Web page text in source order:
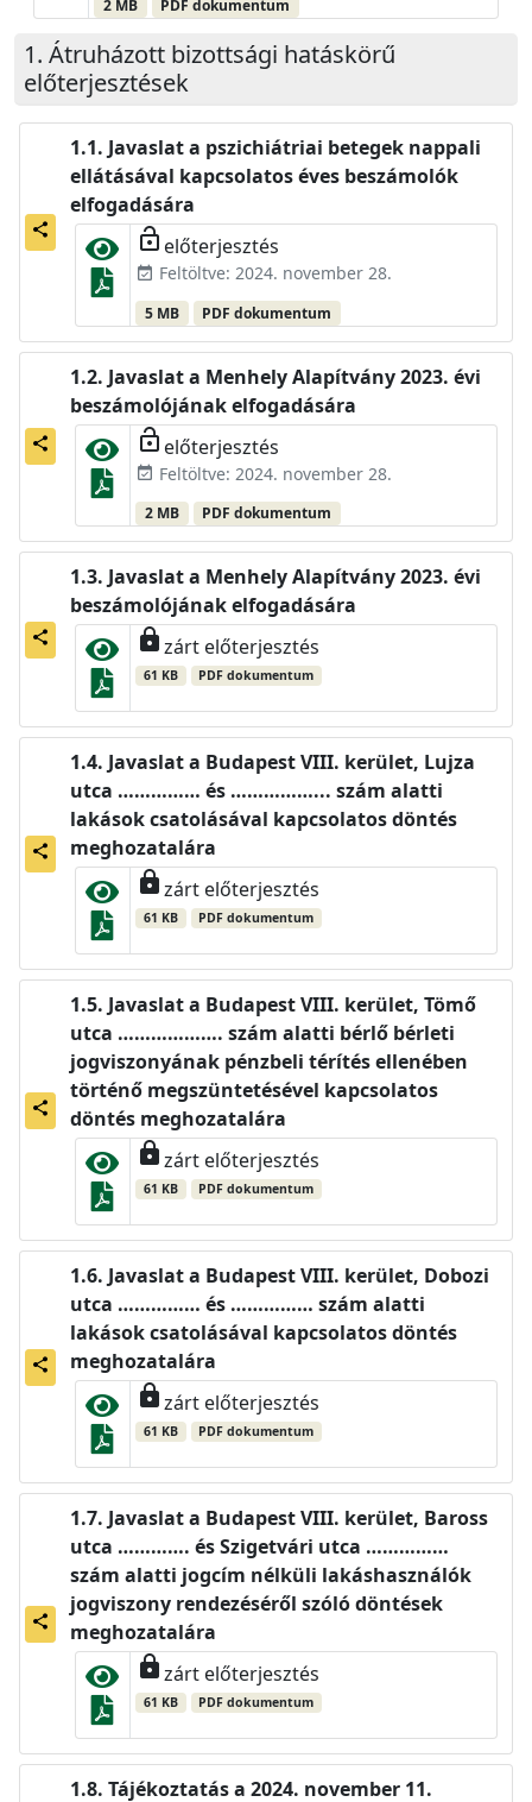
2 MB PDF dokumentum
Átruházott bizottsági hatáskörű
előterjesztések
share
Javaslat a pszichiátriai betegek nappali
ellátásával kapcsolatos éves beszámolók
elfogadására
lock_open előterjesztés
event_available Feltöltve: 2024. november 28.
5 MB PDF dokumentum
share
Javaslat a Menhely Alapítvány 2023. évi
beszámolójának elfogadására
lock_open előterjesztés
event_available Feltöltve: 2024. november 28.
2 MB PDF dokumentum
share
Javaslat a Menhely Alapítvány 2023. évi
beszámolójának elfogadására
lockzárt előterjesztés
61 KB PDF dokumentum
share
Javaslat a Budapest VIII. kerület, Lujza
utca …………… és ……………... szám alatti
lakások csatolásával kapcsolatos döntés
meghozatalára
lockzárt előterjesztés
61 KB PDF dokumentum
share
Javaslat a Budapest VIII. kerület, Tömő
utca ………………. szám alatti bérlő bérleti
jogviszonyának pénzbeli térítés ellenében
történő megszüntetésével kapcsolatos
döntés meghozatalára
lockzárt előterjesztés
61 KB PDF dokumentum
share
Javaslat a Budapest VIII. kerület, Dobozi
utca …………… és …………… szám alatti
lakások csatolásával kapcsolatos döntés
meghozatalára
lockzárt előterjesztés
61 KB PDF dokumentum
share
Javaslat a Budapest VIII. kerület, Baross
utca …………. és Szigetvári utca ……………
szám alatti jogcím nélküli lakáshasználók
jogviszony rendezéséről szóló döntések
meghozatalára
lockzárt előterjesztés
61 KB PDF dokumentum
Tájékoztatás a 2024. november 11.